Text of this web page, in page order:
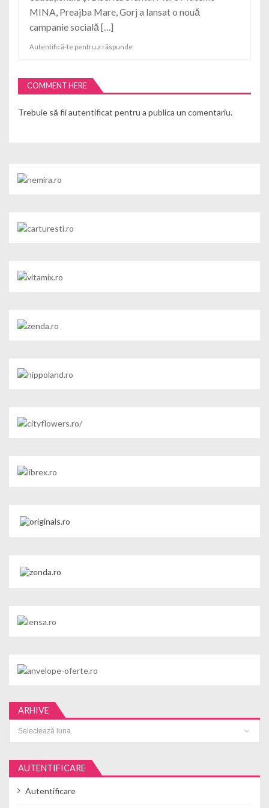
MINA, Preajba Mare, Gorj a lansat o nouă
campanie socială […]
Autentifică-te pentru a răspunde
COMMENT HERE
Trebuie să fiiautentificat pentru a publica un comentariu.
ARHIVE
AUTENTIFICARE
Autentificare